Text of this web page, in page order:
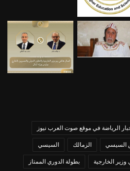
الرياضة في موقع صوت العرب نيوز
السيسي الزمالك السيسي
وزير الخارجية بطولة الدوري الممتاز